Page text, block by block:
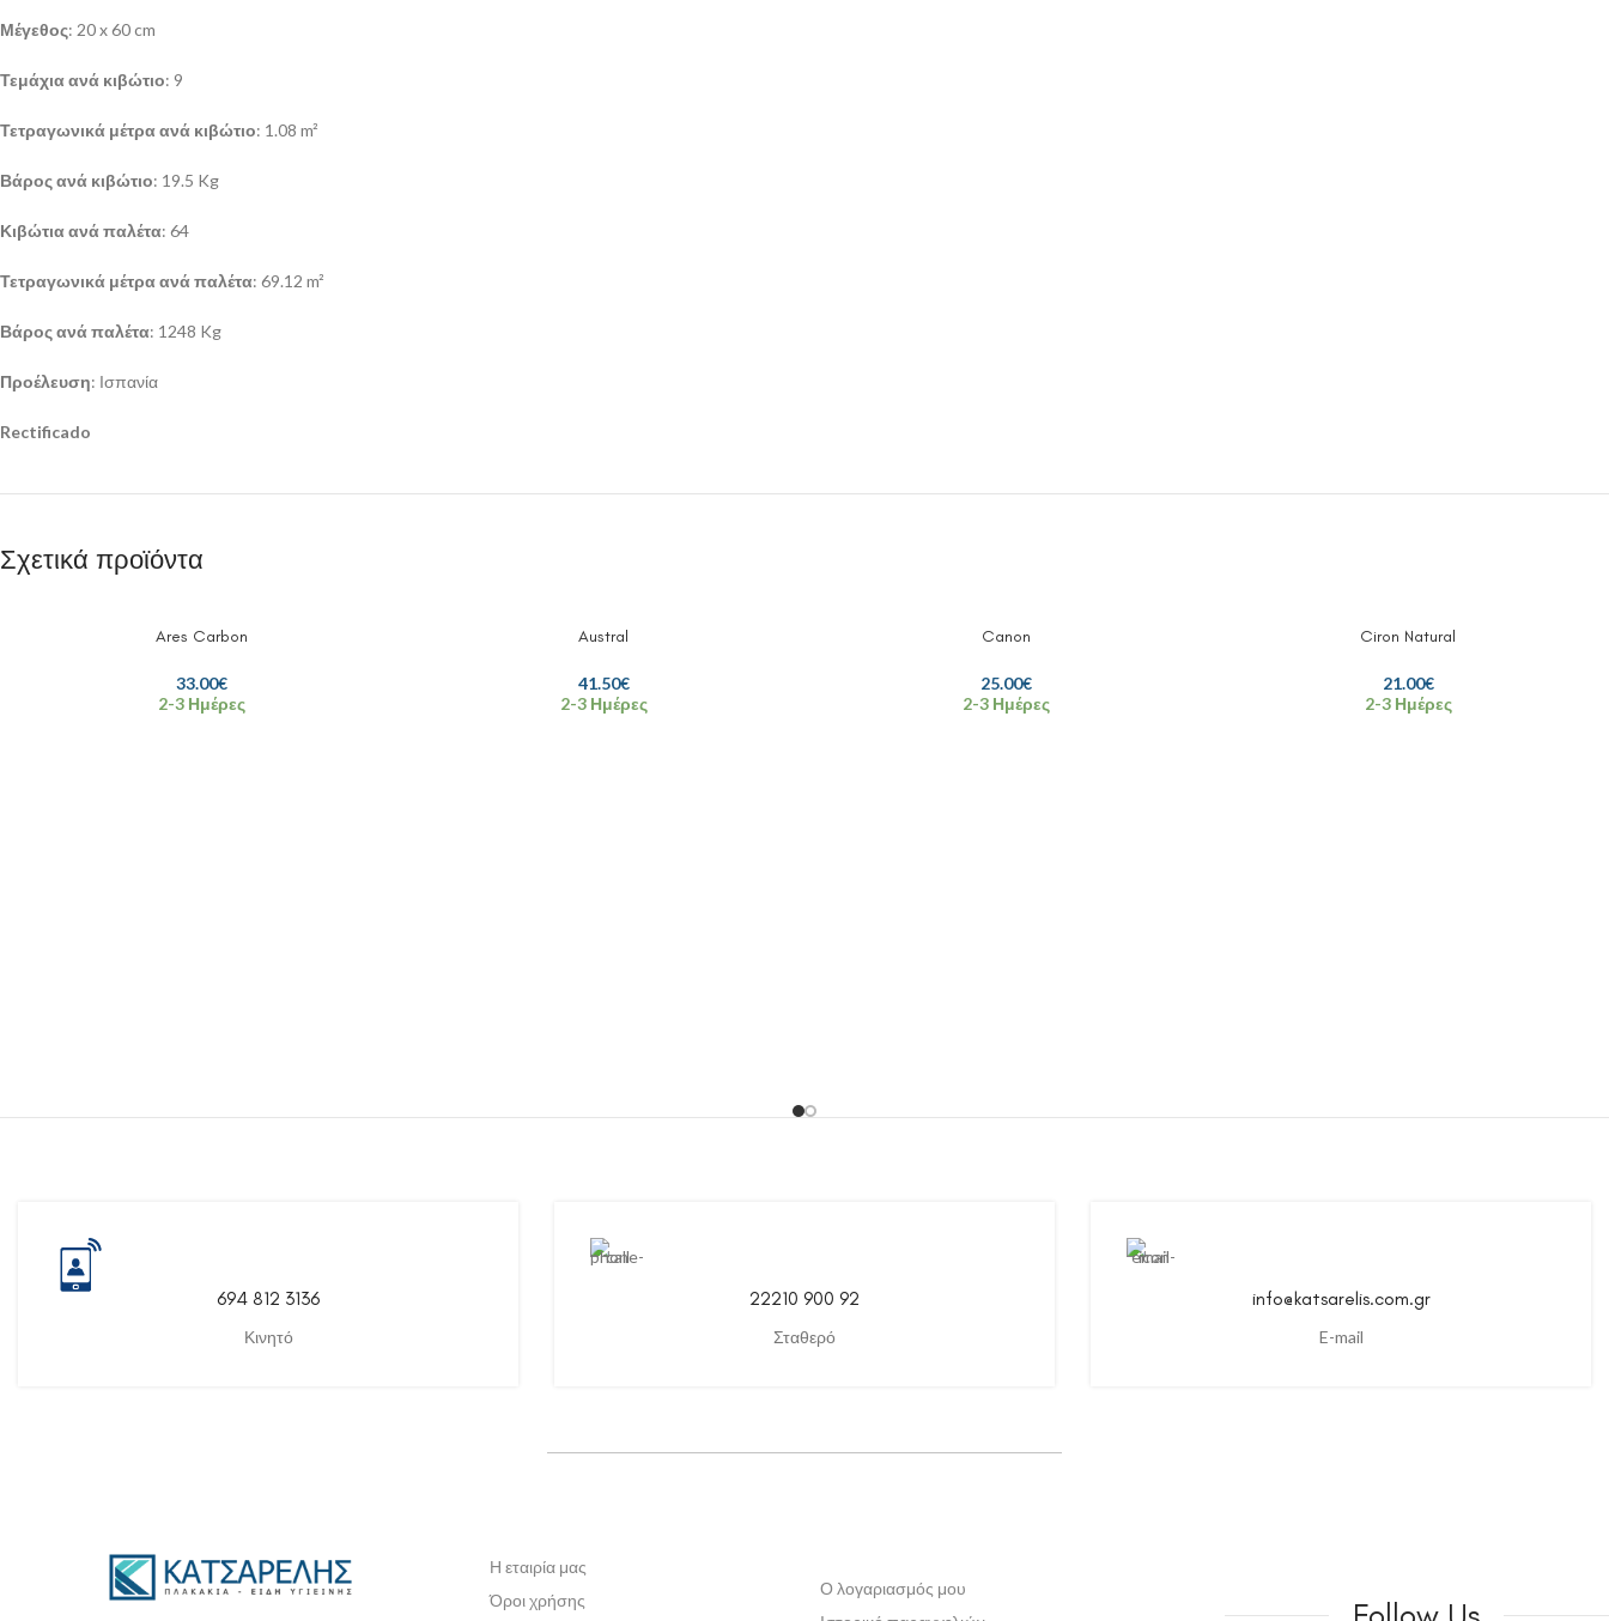
Μέγεθος: 20 x 60 cm
Τεμάχια ανά κιβώτιο: 9
Τετραγωνικά μέτρα ανά κιβώτιο: 1.08 m²
Βάρος ανά κιβώτιο: 19.5 Kg
Κιβώτια ανά παλέτα: 64
Τετραγωνικά μέτρα ανά παλέτα: 69.12 m²
Βάρος ανά παλέτα: 1248 Kg
Προέλευση: Ισπανία
Rectificado
Σχετικά προϊόντα
Ares Carbon
33.00€
2-3 Ημέρες
Austral
41.50€
2-3 Ημέρες
Canon
25.00€
2-3 Ημέρες
Ciron Natural
21.00€
2-3 Ημέρες
694 812 3136
Κινητό
22210 900 92
Σταθερό
info@katsarelis.com.gr
E-mail
Η εταιρία μας
Όροι χρήσης
Ο λογαριασμός μου